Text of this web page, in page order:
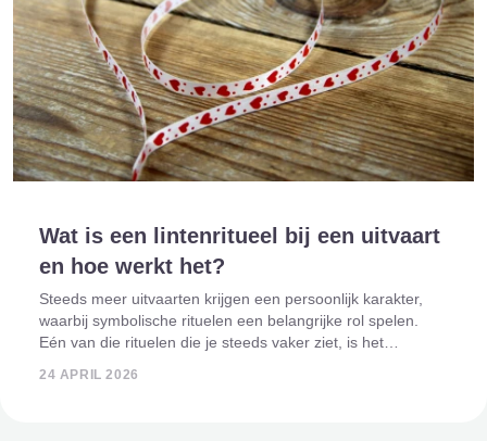
Wat is een lintenritueel bij een uitvaart
en hoe werkt het?
Steeds meer uitvaarten krijgen een persoonlijk karakter,
waarbij symbolische rituelen een belangrijke rol spelen.
Eén van die rituelen die je steeds vaker ziet, is het
24 APRIL 2026